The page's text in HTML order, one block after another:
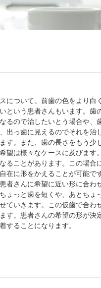
について。前歯の色をより白
いう患者さんもいます。歯
るので治したいとう場合や、
出っ歯に見えるのでそれを治
す。また、歯の長さをもう少
望は様々なケースに及びます
ることがあります。この場合
在に形をかえることが可能で
者さんに希望に近い形に合わ
ょっと歯を短くや、あとちょ
ていきます。この仮歯で合わ
す。患者さんの希望の形が決
することになります。